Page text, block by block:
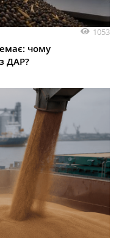
1053
чому
ДАР?